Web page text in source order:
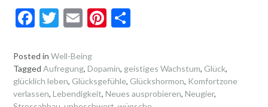
F
e
b
o
T
itt
er
E
ai
l
Pi
es
t
n
Posted in Well-Being
Tagged Aufregung, Dopamin, geistiges Wachstum, Glück,
glücklich leben, Glücksgefühle, Glückshormon, Komfortzone
verlassen, Lebendigkeit, Neues ausprobieren, Neugier,